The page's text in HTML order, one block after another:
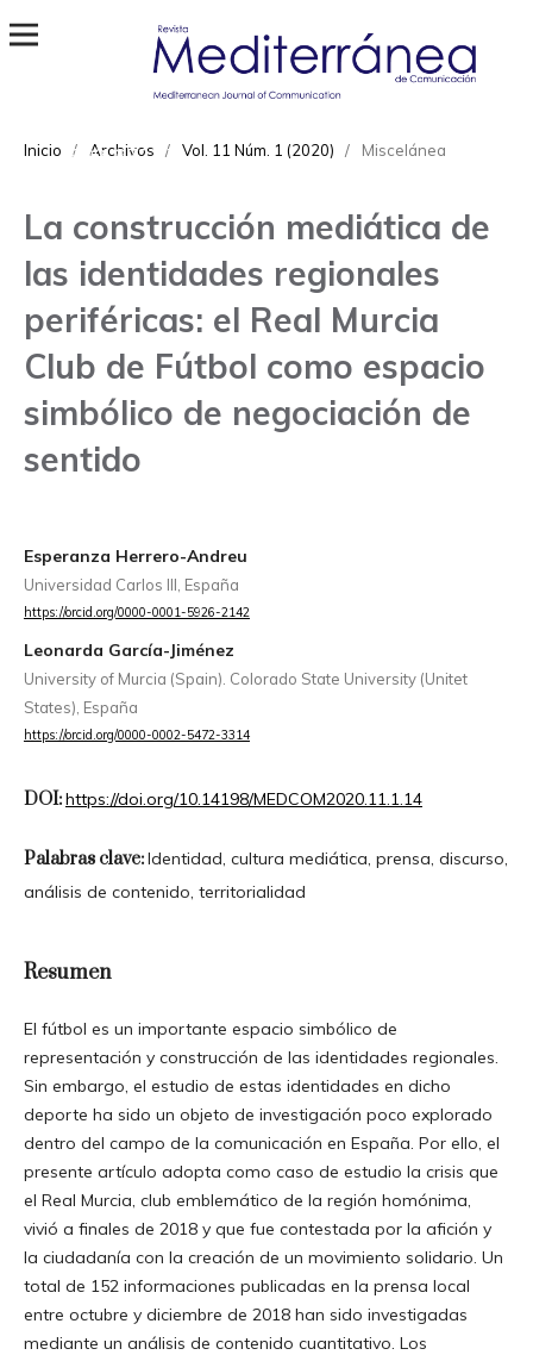
1989-872X
Inicio / Archivos / Vol. 11 Núm. 1 (2020) / Miscelánea
La construcción mediática de
las identidades regionales
periféricas: el Real Murcia
Club de Fútbol como espacio
simbólico de negociación de
sentido
Esperanza Herrero-Andreu
Universidad Carlos III, España
https://orcid.org/0000-0001-5926-2142
Leonarda García-Jiménez
University of Murcia (Spain). Colorado State University (Unitet
States), España
https://orcid.org/0000-0002-5472-3314
DOI:https://doi.org/10.14198/MEDCOM2020.11.1.14
Palabras clave:Identidad, cultura mediática, prensa, discurso,
análisis de contenido, territorialidad
Resumen
El fútbol es un importante espacio simbólico de
representación y construcción de las identidades regionales.
Sin embargo, el estudio de estas identidades en dicho
deporte ha sido un objeto de investigación poco explorado
dentro del campo de la comunicación en España. Por ello, el
presente artículo adopta como caso de estudio la crisis que
el Real Murcia, club emblemático de la región homónima,
vivió a finales de 2018 y que fue contestada por la afición y
la ciudadanía con la creación de un movimiento solidario. Un
total de 152 informaciones publicadas en la prensa local
entre octubre y diciembre de 2018 han sido investigadas
mediante un análisis de contenido cuantitativo. Los